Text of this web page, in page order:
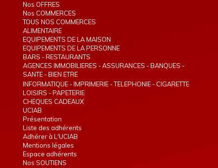
Nos OFFRES
Nos COMMERCES
TOUS NOS COMMERCES
ALIMENTAIRE
EQUIPEMENTS DE LA MAISON
EQUIPEMENTS DE LA PERSONNE
BARS - RESTAURANTS
AGENCES IMMOBILIERES - ASSURANCES - BANQUES -
TELEPHONIE - INTERIM
SANTE - BIEN ETRE
INFORMATIQUE - IMPRIMERIE - TELEPHONIE - CIGARETTE
ELECTRONIQUE
LOISIRS - PAPETERIE
CHEQUES CADEAUX
UCIAB
Présentation
Liste des adhérents
Adhérer à L'UCIAB
Mentions légales
Espace adhérents
Nos SOUTIENS